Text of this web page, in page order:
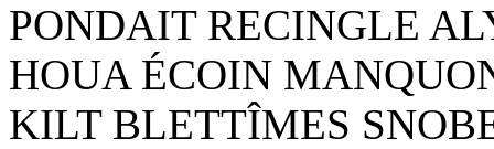
PONDAIT RECINGLE
HOUA ÉCOIN
KILT BLETTÎMES